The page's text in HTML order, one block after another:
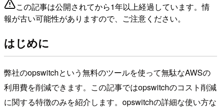
この記事は公開されてから1年以上経過しています。情
報が古い可能性がありますので、ご注意ください。
はじめに
弊社のopswitchという無料のツールを使って無駄なAWSの
利用費を削減できます。この記事ではopswitchのコスト削減
に関する特徴のみを紹介します。opswitchの詳細な使い方な